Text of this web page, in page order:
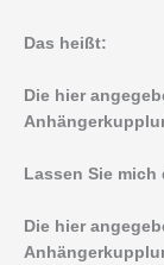
Das heißt:
Die hier
Lassen Sie mich
Die hier